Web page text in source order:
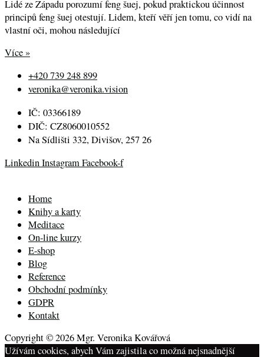
Lidé ze Západu porozumí feng šuej, pokud praktickou účinnost
principů feng šuej otestují. Lidem, kteří věří jen tomu, co vidí na
vlastní oči, mohou následující
Více »
+420 739 248 899
veronika@veronika.vision
IČ: 03366189
DIČ: CZ8060010552
Na Sídlišti 332, Divišov, 257 26
LinkedinInstagramFacebook-f
Home
Knihy a karty
Meditace
On-line kurzy
E-shop
Blog
Reference
Obchodní podmínky
GDPR
Kontakt
Copyright © 2026 Mgr. Veronika Kovářová
Užívám cookies, abych Vám zajistila co možná nejsnadnější